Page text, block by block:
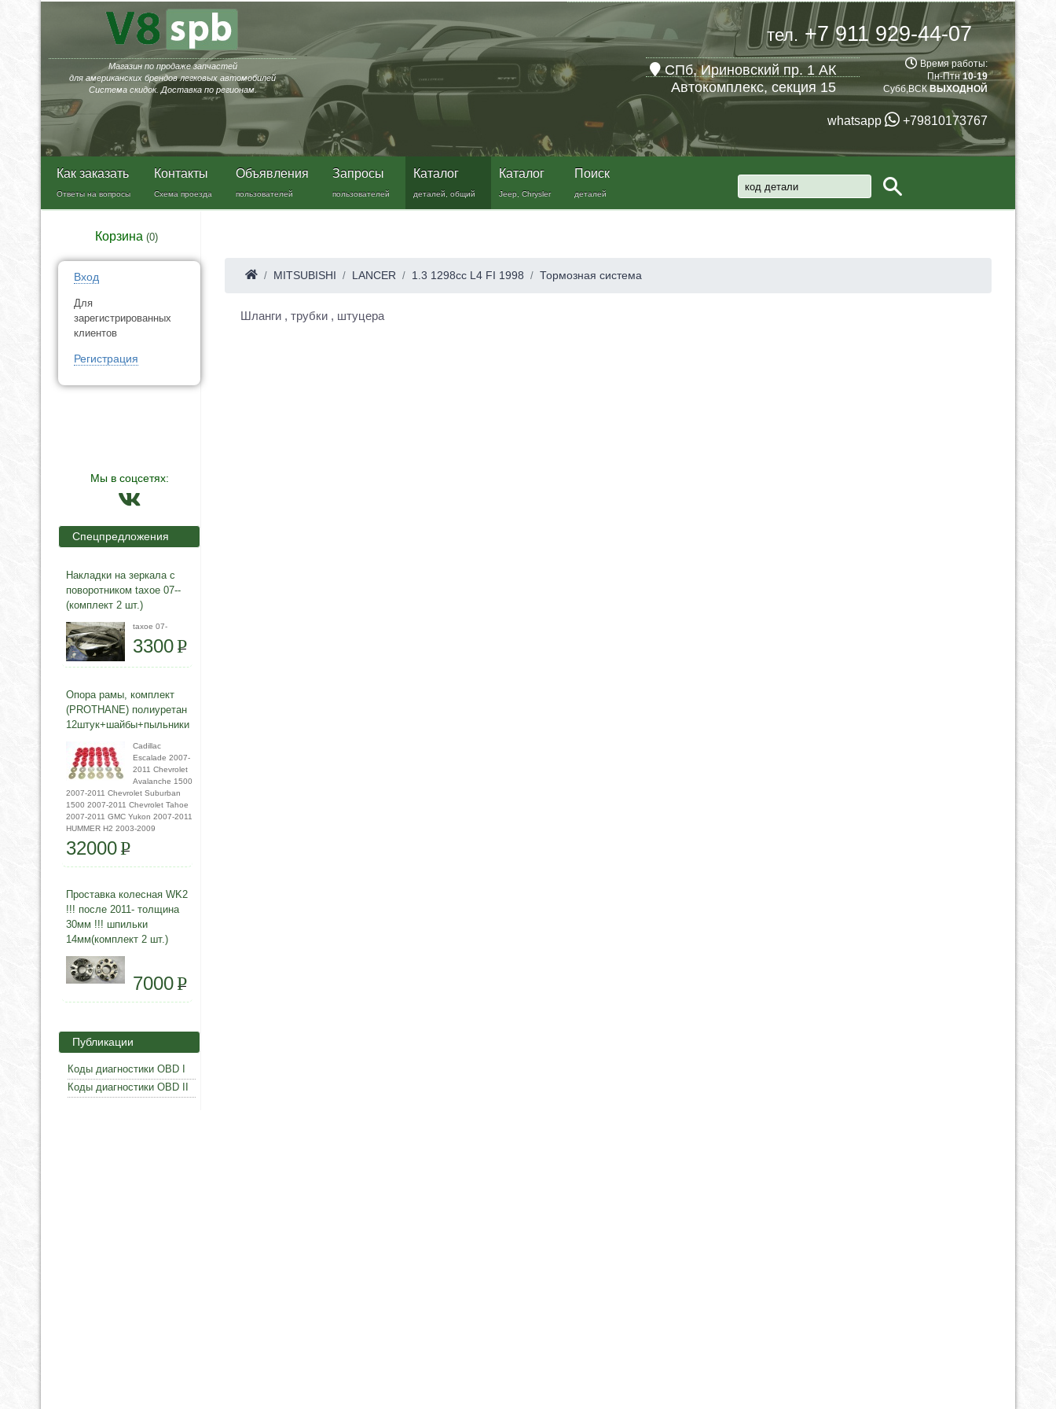
Магазин по продаже запчастей
для американских брендов легковых автомобилей
Система скидок. Доставка по регионам.
тел. +7 911 929-44-07
СПб, Ириновский пр. 1 АК
Автокомплекс, секция 15
Время работы:
Пн-Птн10-19
Субб,ВСКВЫХОДНОЙ
whatsapp +79810173767
Как заказать
Ответы на вопросы
Контакты
Схема проезда
Объявления
пользователей
Запросы
пользователей
Каталог
деталей, общий
Каталог
Jeep, Chrysler
Поиск
деталей
Корзина (0)
Вход
Для
зарегистрированных
клиентов
Регистрация
Мы в соцсетях:
Спецпредложения
Накладки на зеркала с
поворотником taxoe 07--
(комплект 2 шт.)
taxoe 07-
3300P
Опора рамы, комплект
(PROTHANE) полиуретан
12штук+шайбы+пыльники
Cadillac
Escalade 2007-
2011 Chevrolet
Avalanche 1500
2007-2011 Chevrolet Suburban
1500 2007-2011 Chevrolet Tahoe
2007-2011 GMC Yukon 2007-2011
HUMMER H2 2003-2009
32000P
Проставка колесная WK2
!!! после 2011- толщина
30мм !!! шпильки
14мм(комплект 2 шт.)
7000P
Публикации
Коды диагностики OBD I
Коды диагностики OBD II
MITSUBISHI LANCER 1.3 1298cc L4 FI 1998 Тормозная система
Шланги , трубки , штуцера